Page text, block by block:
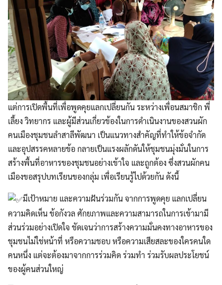
แต่การเปิดพื้นที่เพื่อพูดคุยแลกเปลี่ยนกัน ระหว่างเพื่อนสมาชิก พี่
เลี้ยง วิทยากร และผู้มีส่วนเกี่ยวข้องในการดำเนินงานของสวนผัก
คนเมืองชุมชนลำสาลีพัฒนา เป็นแนวทางสำคัญที่ทำให้ข้อจำกัด
และอุปสรรคหลายข้อ กลายเป็นแรงผลักดันให้ชุมชนมุ่งมั่นในการ
สร้างพื้นที่อาหารของชุมชนอย่างเข้าใจ และถูกต้อง ซึ่งสวนผักคน
เมืองขอสรุปบทเรียนของกลุ่ม เพื่อเรียนรู้ไปด้วยกัน ดังนี้
มีเป้าหมาย และความฝันร่วมกัน จากการพูดคุย แลกเปลี่ยน
ความคิดเห็น ข้อกังวล ศักยภาพและความสามารถในการเข้ามามี
ส่วนร่วมอย่างเปิดใจ ชัดเจนว่าการสร้างความมั่นคงทางอาหารของ
ชุมชนไม่ใช่หน้าที่ หรือความชอบ หรือความเสียสละของใครคนใด
คนหนึ่ง แต่จะต้องมาจากการร่วมคิด ร่วมทำ ร่วมรับผลประโยชน์
ของผู้คนส่วนใหญ่